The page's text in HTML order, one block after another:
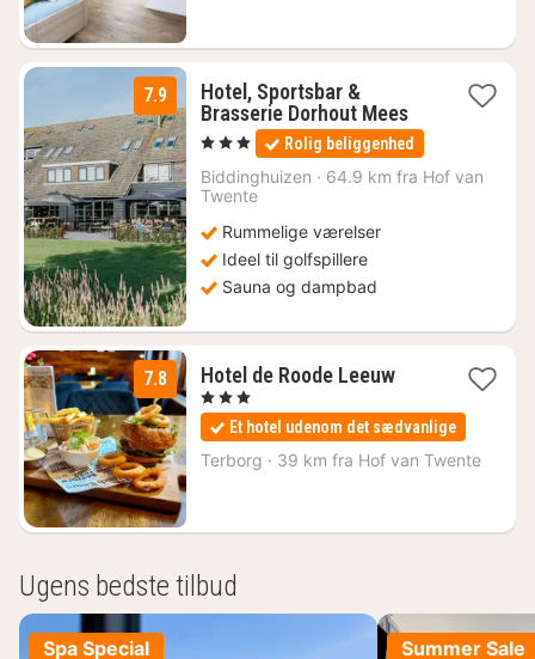
7.9
Hotel, Sportsbar &
Brasserie Dorhout Mees1
nat
fra
599
, 3 Stjerner Rolig beliggenhed
Biddinghuizen · 64.9 km fra Hof van
Twente
Rummelige værelser
Ideel til golfspillere
Sauna og dampbad
7.8 Hotel de Roode Leeuw1
fra
2011
kr.
, 3 Stjerner
Et hotel udenom det sædvanlige
Terborg · 39 km fra Hof van Twente
Ugens bedste tilbud
Spa Special Summer Sale